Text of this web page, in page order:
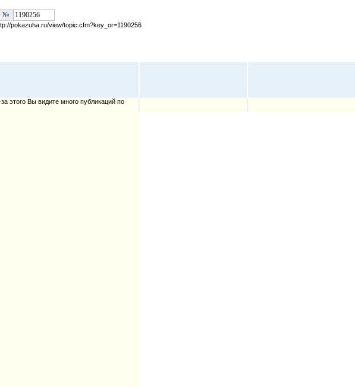
pokazuha.ru/view/topic.cfm?key_or=1190256
этого Вы видите много публикаций по